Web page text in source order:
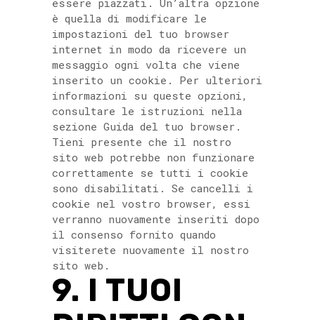
è quella di modificare le
impostazioni del tuo browser
internet in modo da ricevere un
messaggio ogni volta che viene
inserito un cookie. Per ulteriori
informazioni su queste opzioni,
consultare le istruzioni nella
sezione Guida del tuo browser.
Tieni presente che il nostro
sito web potrebbe non funzionare
correttamente se tutti i cookie
sono disabilitati. Se cancelli i
cookie nel vostro browser, essi
verranno nuovamente inseriti dopo
il consenso fornito quando
visiterete nuovamente il nostro
sito web.
9. I TUOI